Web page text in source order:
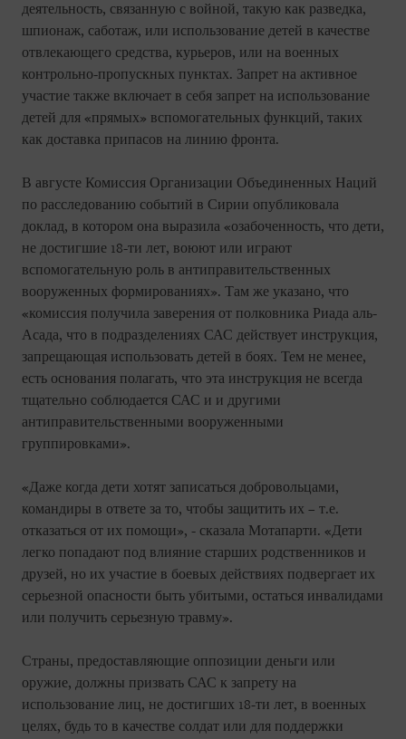
деятельность, связанную с войной, такую как разведка,
шпионаж, саботаж, или использование детей в качестве
отвлекающего средства, курьеров, или на военных
контрольно-пропускных пунктах. Запрет на активное
участие также включает в себя запрет на использование
детей для «прямых» вспомогательных функций, таких
как доставка припасов на линию фронта.
В августе Комиссия Организации Объединенных Наций
по расследованию событий в Сирии опубликовала
доклад, в котором она выразила «озабоченность, что дети,
не достигшие 18-ти лет, воюют или играют
вспомогательную роль в антиправительственных
вооруженных формированиях». Там же указано, что
«комиссия получила заверения от полковника Риада аль-
Асада, что в подразделениях САС действует инструкция,
запрещающая использовать детей в боях. Тем не менее,
есть основания полагать, что эта инструкция не всегда
тщательно соблюдается САС и и другими
антиправительственными вооруженными
группировками».
«Даже когда дети хотят записаться добровольцами,
командиры в ответе за то, чтобы защитить их – т.е.
отказаться от их помощи», - сказала Мотапарти. «Дети
легко попадают под влияние старших родственников и
друзей, но их участие в боевых действиях подвергает их
серьезной опасности быть убитыми, остаться инвалидами
или получить серьезную травму».
Страны, предоставляющие оппозиции деньги или
оружие, должны призвать САС к запрету на
использование лиц, не достигших 18-ти лет, в военных
целях, будь то в качестве солдат или для поддержки